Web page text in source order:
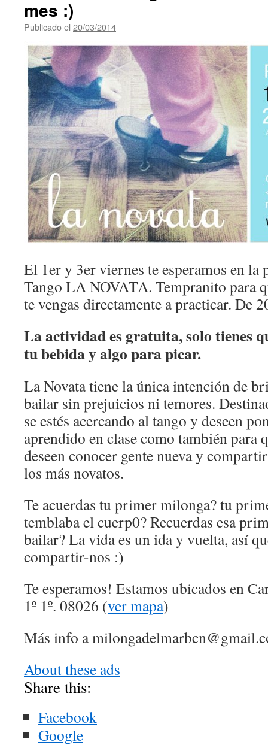
mes :)
Publicado el 20/03/2014
El 1er y 3er viernes te esperamos en la
Tango LA NOVATA. Tempranito para
te vengas directamente a practicar. De
La actividad es gratuita, solo tienes
tu bebida y algo para picar.
La Novata tiene la única intención de
bailar sin prejuicios ni temores.
se estés acercando al tango y deseen
aprendido en clase como también para
deseen conocer gente nueva y
los más novatos.
Te acuerdas tu primer milonga? tu
temblaba el cuerp0? Recuerdas esa
bailar? La vida es un ida y vuelta, así
compartir-nos :)
Te esperamos! Estamos ubicados en
1º 1º. 08026 (ver mapa)
Más info amilongadelmarbcn@
About these ads
Share this:
Facebook
Google